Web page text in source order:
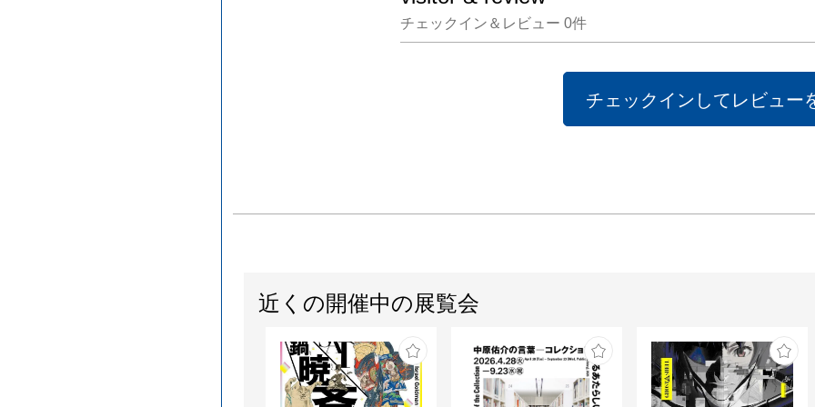
チェックイン＆レビュー 0件
チェックインしてレビュー
近くの開催中の展覧会